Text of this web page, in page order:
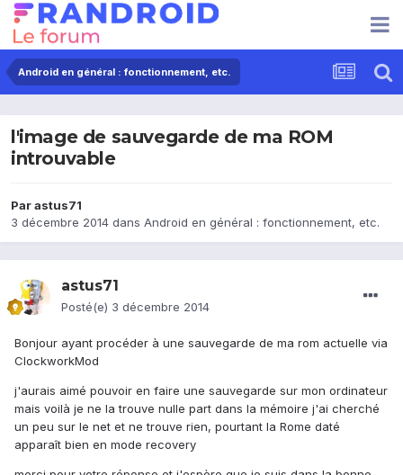
Android en général : fonctionnement, etc.
l'image de sauvegarde de ma ROM
introuvable
Parastus71
3 décembre 2014 dans Android en général : fonctionnement, etc.
astus71
Posté(e) 3 décembre 2014
Bonjour ayant procéder à une sauvegarde de ma rom actuelle via
ClockworkMod
j'aurais aimé pouvoir en faire une sauvegarde sur mon ordinateur
mais voilà je ne la trouve nulle part dans la mémoire j'ai cherché
un peu sur le net et ne trouve rien, pourtant la Rome daté
apparaît bien en mode recovery